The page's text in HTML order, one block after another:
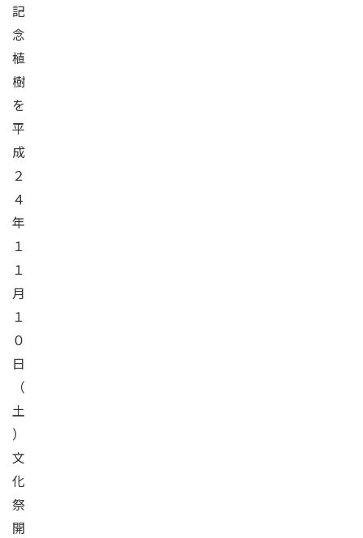
記
念
植
樹
を
平
成
２
４
年
１
１
月
１
０
日
（
土
）
文
化
祭
開